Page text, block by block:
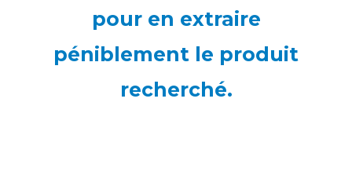
pour en extraire
péniblement le produit
recherché.